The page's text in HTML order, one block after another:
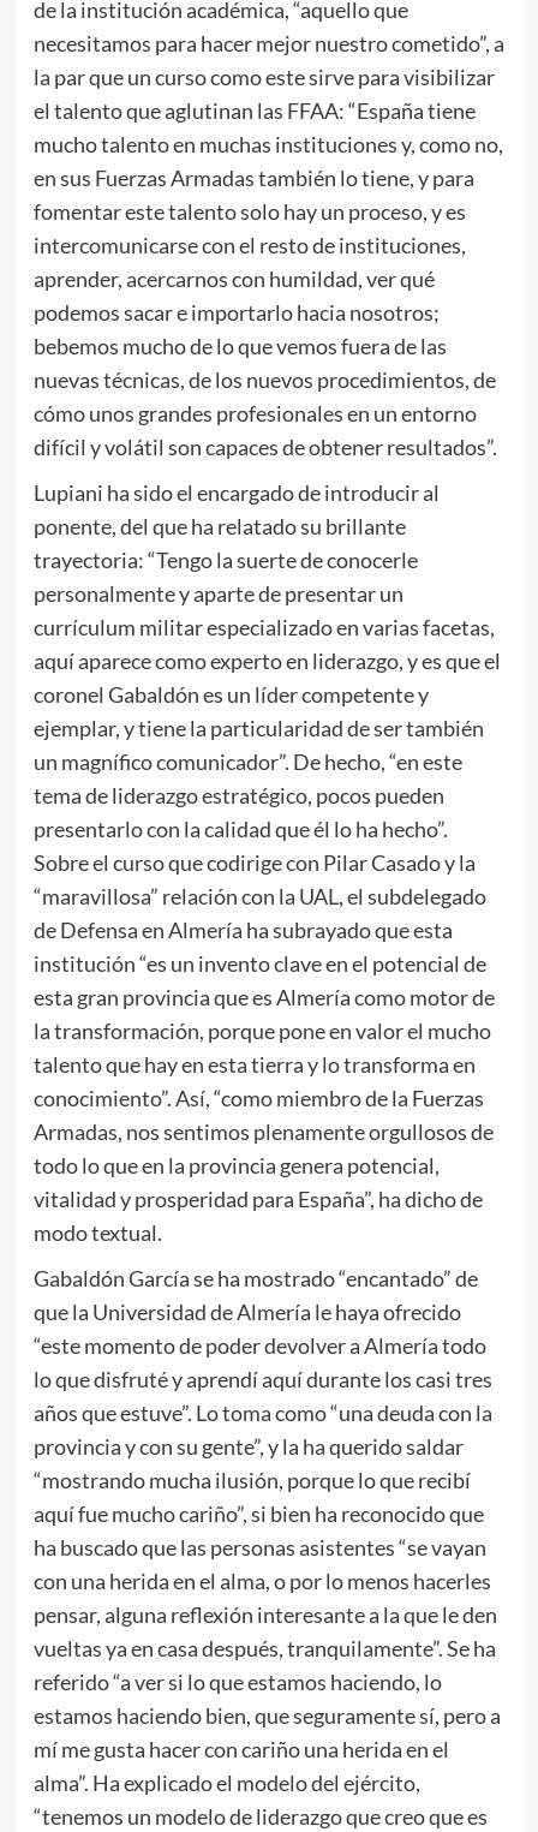
de la institución académica, “aquello que
necesitamos para hacer mejor nuestro cometido”, a
la par que un curso como este sirve para visibilizar
el talento que aglutinan las FFAA: “España tiene
mucho talento en muchas instituciones y, como no,
en sus Fuerzas Armadas también lo tiene, y para
fomentar este talento solo hay un proceso, y es
intercomunicarse con el resto de instituciones,
aprender, acercarnos con humildad, ver qué
podemos sacar e importarlo hacia nosotros;
bebemos mucho de lo que vemos fuera de las
nuevas técnicas, de los nuevos procedimientos, de
cómo unos grandes profesionales en un entorno
difícil y volátil son capaces de obtener resultados”.
Lupiani ha sido el encargado de introducir al
ponente, del que ha relatado su brillante
trayectoria: “Tengo la suerte de conocerle
personalmente y aparte de presentar un
currículum militar especializado en varias facetas,
aquí aparece como experto en liderazgo, y es que el
coronel Gabaldón es un líder competente y
ejemplar, y tiene la particularidad de ser también
un magnífico comunicador”. De hecho, “en este
tema de liderazgo estratégico, pocos pueden
presentarlo con la calidad que él lo ha hecho”.
Sobre el curso que codirige con Pilar Casado y la
“maravillosa” relación con la UAL, el subdelegado
de Defensa en Almería ha subrayado que esta
institución “es un invento clave en el potencial de
esta gran provincia que es Almería como motor de
la transformación, porque pone en valor el mucho
talento que hay en esta tierra y lo transforma en
conocimiento”. Así, “como miembro de la Fuerzas
Armadas, nos sentimos plenamente orgullosos de
todo lo que en la provincia genera potencial,
vitalidad y prosperidad para España”, ha dicho de
modo textual.
Gabaldón García se ha mostrado “encantado” de
que la Universidad de Almería le haya ofrecido
“este momento de poder devolver a Almería todo
lo que disfruté y aprendí aquí durante los casi tres
años que estuve”. Lo toma como “una deuda con la
provincia y con su gente”, y la ha querido saldar
“mostrando mucha ilusión, porque lo que recibí
aquí fue mucho cariño”, si bien ha reconocido que
ha buscado que las personas asistentes “se vayan
con una herida en el alma, o por lo menos hacerles
pensar, alguna reflexión interesante a la que le den
vueltas ya en casa después, tranquilamente”. Se ha
referido “a ver si lo que estamos haciendo, lo
estamos haciendo bien, que seguramente sí, pero a
mí me gusta hacer con cariño una herida en el
alma”. Ha explicado el modelo del ejército,
“tenemos un modelo de liderazgo que creo que es